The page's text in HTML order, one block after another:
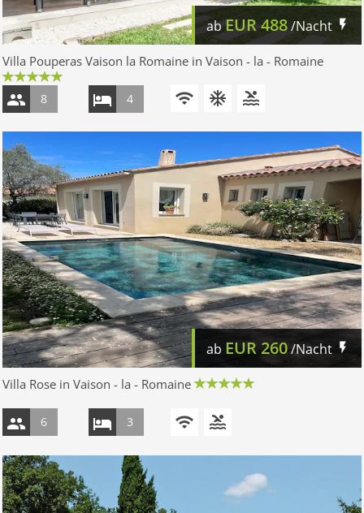
abEUR488/Nacht
Villa Pouperas Vaison la Romaine in Vaison - la - Romaine
8 4
ab EUR260/Nacht
Villa Rose in Vaison - la - Romaine
6 3